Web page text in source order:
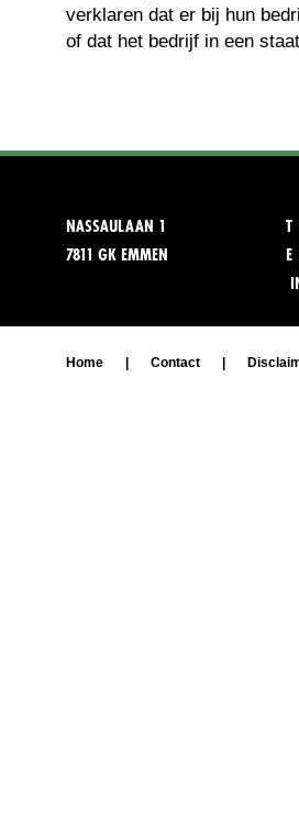
verklaren dat er bij hun
of dat het bedrijf in een
NASSAULAAN 1
7811 GK EMMEN
T
E
Home Contact